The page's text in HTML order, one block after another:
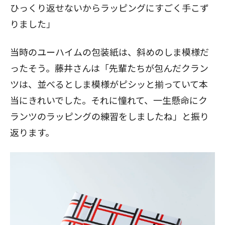
ひっくり返せないからラッピングにすごく手こず
りました」
当時のユーハイムの包装紙は、斜めのしま模様だ
ったそう。藤井さんは「先輩たちが包んだクラン
ツは、並べるとしま模様がピシッと揃っていて本
当にきれいでした。それに憧れて、一生懸命にク
ランツのラッピングの練習をしましたね」と振り
返ります。